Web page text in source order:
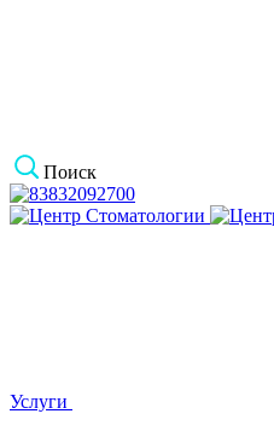
Поиск
Услуги